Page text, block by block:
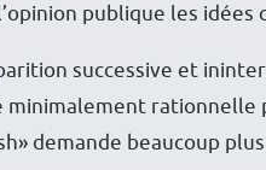
publique les
successive et
rationnelle
demande beaucoup